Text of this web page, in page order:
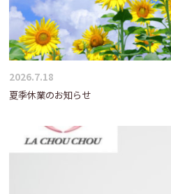
2026.7.18
夏季休業のお知らせ